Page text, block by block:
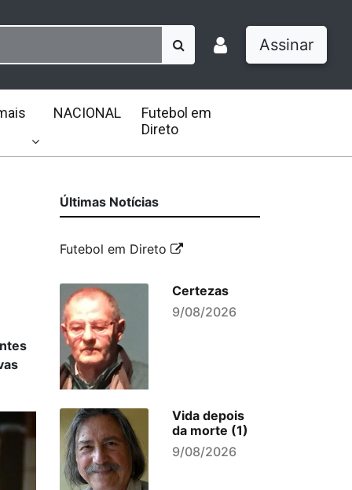
Assinar
NACIONAL
Futebol em
Direto
Últimas Notícias
Futebol em Direto
Certezas
9/08/2026
Vida depois
da morte (1)
9/08/2026